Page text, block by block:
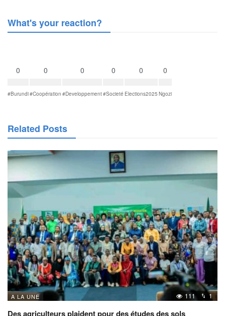
What's your reaction?
0
#Burundi
0
#Coopération
0
#Developpement
0
#Societé
0
Elections2025
0
Ngozi
Related Posts
A LA UNE 111 1
Des agriculteurs plaident pour des études des sols